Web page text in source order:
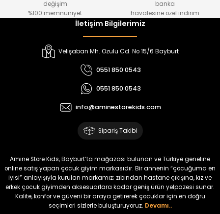
₺ 2.340
Oven Kız Çocuk 2’li Takım
%17
Viren Kız Çocuk Deri Etekli Takım
₺ 665
₺ 1.150
₺ 950
Yeni
Bella Kız Çocuk 2’li Jile Elbise
₺ 2.200
₺ 1.800
Krep Kumaş Gömlek Ayrobin Kumaş Kile İkili Takım
değişim
%100 memnuniyet
banka
havalesine özel indirim
İletişim Bilgilerimiz
Velişaban Mh. Ozulu Cd. No 15/6 Bayburt
0551 850 0543
0551 850 0543
info@aminestorekids.com
Sipariş Takibi
Amine Store Kids, Bayburt’ta mağazası bulunan ve Türkiye geneline
online satış yapan çocuk giyim markasıdır. Bir annenin “çocuğuma en
iyisi” anlayışıyla kurulan markamız; zıbından hastane çıkışına, kız ve
erkek çocuk giyimden aksesuarlara kadar geniş ürün yelpazesi sunar.
Kalite, konfor ve güveni bir araya getirerek çocuklar için en doğru
seçimleri sizlerle buluşturuyoruz. Devamı..